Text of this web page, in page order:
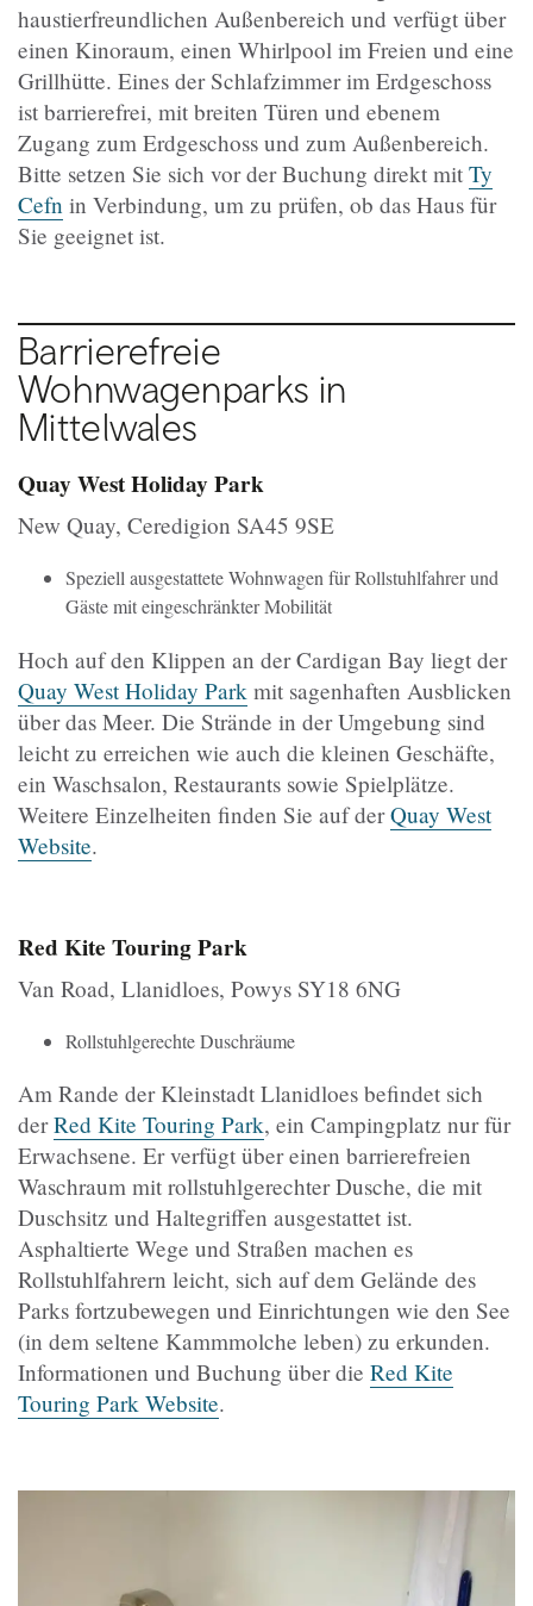
haustierfreundlichen Außenbereich und verfügt über
einen Kinoraum, einen Whirlpool im Freien und eine
Grillhütte. Eines der Schlafzimmer im Erdgeschoss
ist barrierefrei, mit breiten Türen und ebenem
Zugang zum Erdgeschoss und zum Außenbereich.
Bitte setzen Sie sich vor der Buchung direkt mit Ty
Cefn in Verbindung, um zu prüfen, ob das Haus für
Sie geeignet ist.
Barrierefreie
Wohnwagenparks in
Mittelwales
Quay West Holiday Park
New Quay, Ceredigion SA45 9SE
Speziell ausgestattete Wohnwagen für Rollstuhlfahrer und
Gäste mit eingeschränkter Mobilität
Hoch auf den Klippen an der Cardigan Bay liegt der
Quay West Holiday Park mit sagenhaften Ausblicken
über das Meer. Die Strände in der Umgebung sind
leicht zu erreichen wie auch die kleinen Geschäfte,
ein Waschsalon, Restaurants sowie Spielplätze.
Weitere Einzelheiten finden Sie auf derQuay West
Website.
Red Kite Touring Park
Van Road, Llanidloes, Powys SY18 6NG
Rollstuhlgerechte Duschräume
Am Rande der Kleinstadt Llanidloes befindet sich
derRed Kite Touring Park, ein Campingplatz nur für
Erwachsene. Er verfügt über einen barrierefreien
Waschraum mit rollstuhlgerechter Dusche, die mit
Duschsitz und Haltegriffen ausgestattet ist.
Asphaltierte Wege und Straßen machen es
Rollstuhlfahrern leicht, sich auf dem Gelände des
Parks fortzubewegen und Einrichtungen wie den See
(in dem seltene Kammmolche leben) zu erkunden.
Informationen und Buchung über die Red Kite
Touring Park Website.